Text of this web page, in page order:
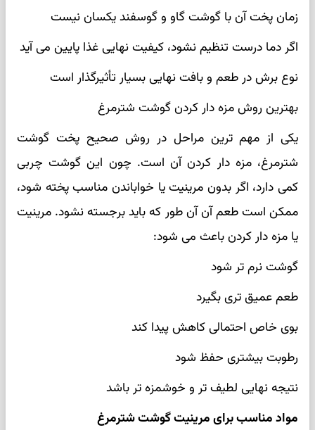
زمان پخت آن با گوشت گاو و گوسفند یکسان نیست
اگر دما درست تنظیم نشود، کیفیت نهایی غذا پایین می آید
نوع برش در طعم و بافت نهایی بسیار تأثیرگذار است
بهترین روش مزه دار کردن گوشت شترمرغ
یکی از مهم ترین مراحل در روش صحیح پخت گوشت
شترمرغ، مزه دار کردن آن است. چون این گوشت چربی
کمی دارد، اگر بدون مرینیت یا خواباندن مناسب پخته شود،
ممکن است طعم آن آن طور که باید برجسته نشود. مرینیت
یا مزه دار کردن باعث می شود:
گوشت نرم تر شود
طعم عمیق تری بگیرد
بوی خاص احتمالی کاهش پیدا کند
رطوبت بیشتری حفظ شود
نتیجه نهایی لطیف تر و خوشمزه تر باشد
مواد مناسب برای مرینیت گوشت شترمرغ